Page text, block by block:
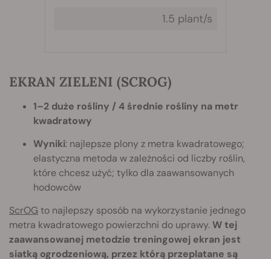
1.5 plant/s
EKRAN ZIELENI (SCROG)
1–2 duże rośliny / 4 średnie rośliny na metr
kwadratowy
Wyniki: najlepsze plony z metra kwadratowego;
elastyczna metoda w zależności od liczby roślin,
które chcesz użyć; tylko dla zaawansowanych
hodowców
ScrOG to najlepszy sposób na wykorzystanie jednego
metra kwadratowego powierzchni do uprawy.W tej
zaawansowanej metodzie treningowej ekran jest
siatką ogrodzeniową, przez którą przeplatane są